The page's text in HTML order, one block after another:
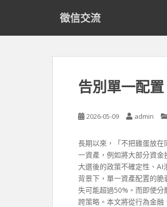
徵信交流
告別單一配
2026-05-09 admin
長期以來，「不把雞蛋放
一資產，例如將大部分資
大選後的政策不確定性、
背景下，單一資產配置的
失可能超過50%。而即使
跨策略。本文將從行為金